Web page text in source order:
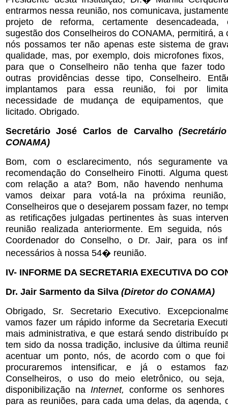
entrarmos nessa reunião, nos comunicava,
projeto de reforma, certamente
sugestão dos Conselheiros do CONAMA, permitirá, a
nós possamos ter não apenas este sistema de
qualidade, mas, por exemplo, dois microfones
para que o Conselheiro não tenha que fazer
outras providências desse tipo, Conselheiro.
implantamos para essa reunião, foi por
necessidade de mudança de equipamentos,
licitado. Obrigado.
Secretário José Carlos de Carvalho
CONAMA)
Bom, com o esclarecimento, nós seguramente
recomendação do Conselheiro Finotti. Alguma
com relação a ata? Bom, não havendo nenhuma
vamos deixar para votá-la na próxima
Conselheiros que o desejarem possam fazer, no
as retificações julgadas pertinentes às suas
reunião realizada anteriormente. Em seguida, nós
Coordenador do Conselho, o Dr. Jair, para os
necessários à nossa 54� reunião.
IV- INFORME DA SECRETARIA EXECUTIVA DO
Dr. Jair Sarmento da Silva (Diretor do CONAMA)
Obrigado, Sr. Secretario Executivo.
vamos fazer um rápido informe da Secretaria
mais administrativa, e que estará sendo distribuído
tem sido da nossa tradição, inclusive da última
acentuar um ponto, nós, de acordo com o que
procuraremos intensificar, e já o estamos
Conselheiros, o uso do meio eletrônico, ou
disponibilização na Internet, conforme os
para as reuniões, para cada uma delas, da agenda,